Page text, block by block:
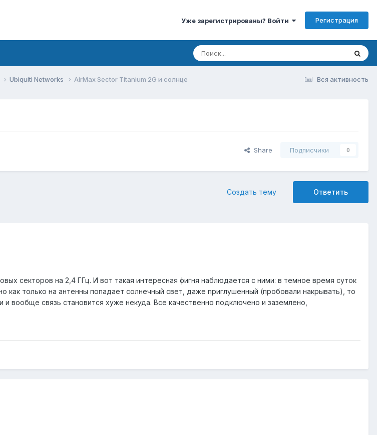
Уже зарегистрированы? Войти Регистрация
Вся активность
Ubiquiti Networks AirMax Sector Titanium 2G и солнце
Share Подписчики 0
Ответить
Создать тему
секторов на 2,4 ГГц. И вот такая интересная фигня наблюдается с ними: в темное время суток
как только на антенны попадает солнечный свет, даже приглушенный (пробовали накрывать), то
вообще связь становится хуже некуда. Все качественно подключено и заземлено,